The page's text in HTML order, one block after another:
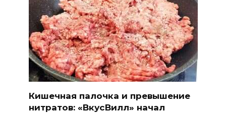
Кишечная палочка и превышение
нитратов: «ВкусВилл» начал